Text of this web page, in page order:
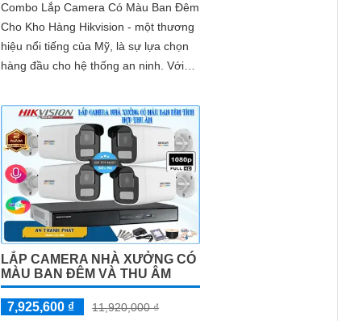
Combo Lắp Camera Có Màu Ban Đêm
Cho Kho Hàng Hikvision - một thương
hiệu nổi tiếng của Mỹ, là sự lựa chọn
hàng đầu cho hệ thống an ninh. Với
LẮP CAMERA NHÀ XƯỞNG CÓ
MÀU BAN ĐÊM VÀ THU ÂM
7,925,600 ₫
11,920,000 ₫